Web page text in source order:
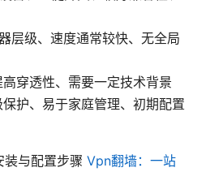
层级、速度通常较快、无全局
穿透性、需要一定技术背景
护、易于家庭管理、初期配置
与配置步骤 Vpn翻墙：一站